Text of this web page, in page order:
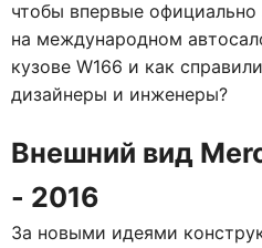
чтобы впервые
на международном
кузове W166 и как
дизайнеры и инженеры?
Внешний вид
- 2016
За новыми идеями